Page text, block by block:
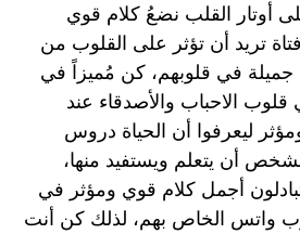
أوتار القلب نضعُ كلام قوي
تريد أن تؤثر على القلوب من
في قلوبهم، كن مُميزاً في
الاحباب والأصدقاء عند
ليعرفوا أن الحياة دروس
أن يتعلم ويستفيد منها،
أجمل كلام قوي ومؤثر في
واتس الخاص بهم، لذلك كن أنت